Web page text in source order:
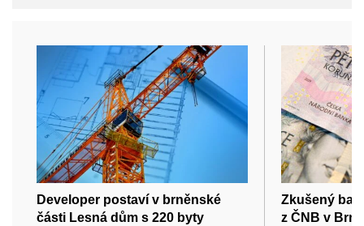
Developer postaví v brněnské
části Lesná dům s 220 byty
Zkušený
z ČNB v